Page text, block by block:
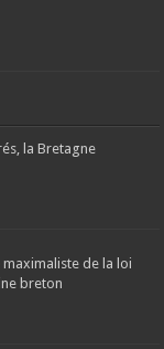
la Bretagne
maximaliste de la loi
breton